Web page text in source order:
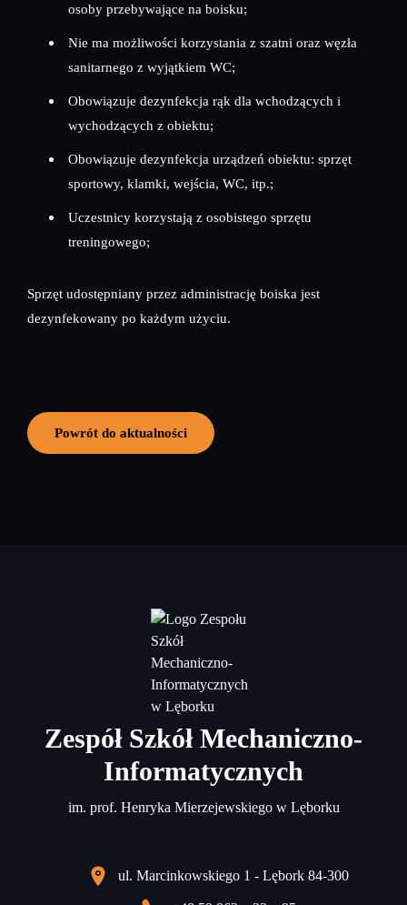
osoby przebywające na boisku;
Nie ma możliwości korzystania z szatni oraz węzła
sanitarnego z wyjątkiem WC;
Obowiązuje dezynfekcja rąk dla wchodzących i
wychodzących z obiektu;
Obowiązuje dezynfekcja urządzeń obiektu: sprzęt
sportowy, klamki, wejścia, WC, itp.;
Uczestnicy korzystają z osobistego sprzętu
treningowego;
Sprzęt udostępniany przez administrację boiska jest
dezynfekowany po każdym użyciu.
Powrót do aktualności
Zespół Szkół Mechaniczno-
Informatycznych
im. prof. Henryka Mierzejewskiego w Lęborku
ul. Marcinkowskiego 1 - Lębork 84-300